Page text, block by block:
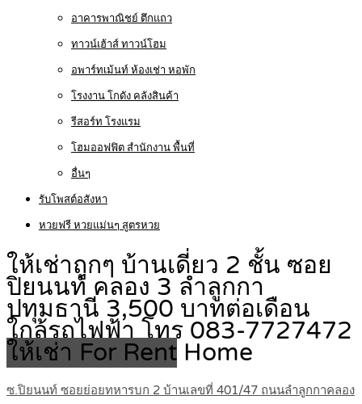
อาคารพาณิชย์ ตึกแถว
ทาวน์เฮ้าส์ ทาวน์โฮม
อพาร์ทเม้นท์ ห้องเช่า หอพัก
โรงงาน โกดัง คลังสินค้า
รีสอร์ท โรงแรม
โฮมออฟฟิต สำนักงาน พื้นที่
อื่นๆ
รับโพสต์อสังหา
หวยฟรี หวยแม่นๆ สูตรหวย
ให้เช่าถูกๆ บ้านเดี่ยว 2 ชั้น ซอย
ปิยนนท์ คลอง 3 ลำลูกกา
ปทุมธานี 3,500 บาทต่อเดือน
ใกล้รถไฟฟ้า โทร 083-7727472
ให้เช่า For Rent Home
ซ.ปิยนนท์ ซอยย่อยทหารบก 2 บ้านเลขที่ 401/47 ถนนลำลูกกาคลอง